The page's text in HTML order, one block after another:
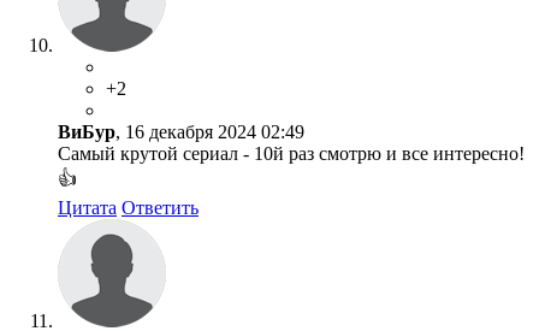
+2
ВиБур, 16 декабря 2024 02:49
Самый крутой сериал - 10й раз смотрю и все интересно!
👍
Цитата Ответить